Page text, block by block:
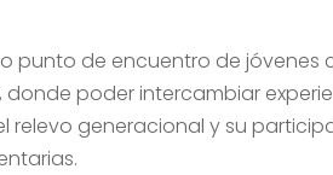
punto de encuentro de jóvenes
poder intercambiar
relevo generacional y su